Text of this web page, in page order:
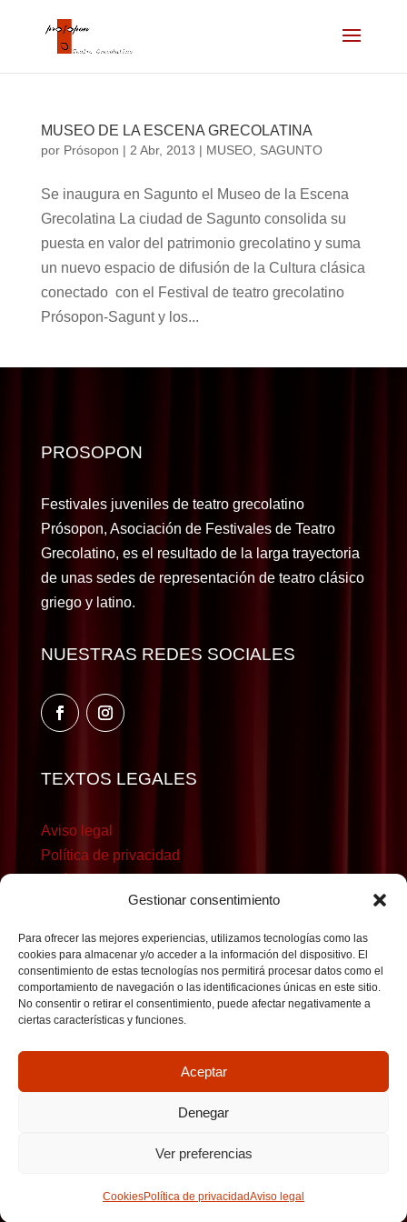
Gestionar consentimiento
Para ofrecer las mejores experiencias, utilizamos tecnologías como las
cookies para almacenar y/o acceder a la información del dispositivo. El
consentimiento de estas tecnologías nos permitirá procesar datos como el
comportamiento de navegación o las identificaciones únicas en este sitio.
No consentir o retirar el consentimiento, puede afectar negativamente a
ciertas características y funciones.
Aceptar
Denegar
Ver preferencias
CookiesPolítica de privacidadAviso legal
MUSEO DE LA ESCENA GRECOLATINA
por Prósopon | 2 Abr, 2013 | MUSEO, SAGUNTO
Se inaugura en Sagunto el Museo de la Escena
Grecolatina La ciudad de Sagunto consolida su
puesta en valor del patrimonio grecolatino y suma
un nuevo espacio de difusión de la Cultura clásica
conectado con el Festival de teatro grecolatino
Prósopon-Sagunt y los...
PROSOPON
Festivales juveniles de teatro grecolatino
Prósopon, Asociación de Festivales de Teatro
Grecolatino, es el resultado de la larga trayectoria
de unas sedes de representación de teatro clásico
griego y latino.
NUESTRAS REDES SOCIALES
TEXTOS LEGALES
Aviso legal
Política de privacidad
Copyright © 2026Prosopon - Festivales juveniles de teatro grecolatino